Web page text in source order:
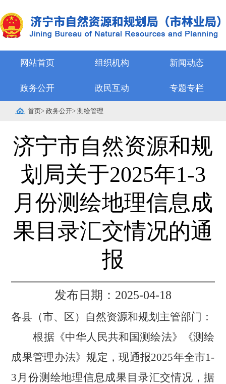
网站首页 组织机构 新闻动态
政务公开 政民互动 专题专栏
首页> 政务公开> 测绘管理
济宁市自然资源和规
划局关于2025年1-3
月份测绘地理信息成
果目录汇交情况的通
报
发布日期：2025-04-18
各县（市、区）自然资源和规划主管部门：
根据《中华人民共和国测绘法》《测绘
成果管理办法》规定，现通报2025年全市1-
3 月份测绘地理信息成果目录汇交情况 ，据